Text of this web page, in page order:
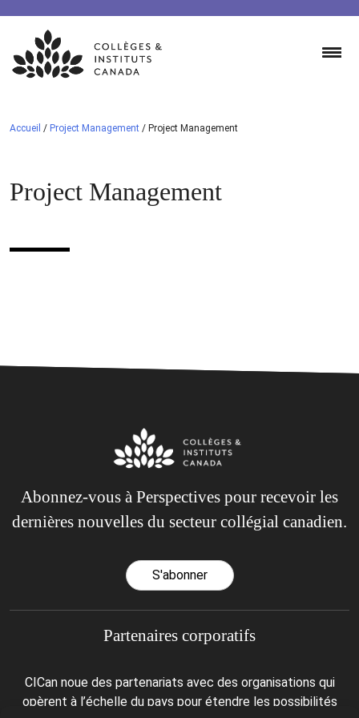
Skip
content
Accueil / Project Management / Project Management
Project Management
Abonnez-vous à Perspectives pour recevoir les
dernières nouvelles du secteur collégial canadien.
S'abonner
Partenaires corporatifs
CICan noue des partenariats avec des organisations qui
opèrent à l’échelle du pays pour étendre les possibilités